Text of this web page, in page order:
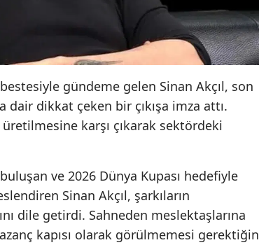
gündeme gelen Sinan Akçıl, son
dikkat çeken bir çıkışa imza attı.
karşı çıkarak sektördeki
ve 2026 Dünya Kupası hedefiyle
Sinan Akçıl, şarkıların
dile getirdi. Sahneden meslektaşlarına
kapısı olarak görülmemesi